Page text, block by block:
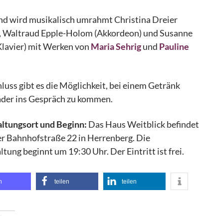
wird musikalisch umrahmt Christina Dreier
Waltraud Epple-Holom (Akkordeon) und Susanne
mit Werken von Maria Sehrigund Pauline
gibt es die Möglichkeit, bei einem Getränk
ins Gespräch zu kommen.
und Beginn: Das Haus Weitblick befindet
Bahnhofstraße 22 in Herrenberg. Die
beginnt um 19:30 Uhr. Der Eintritt ist frei.
teilen teilen